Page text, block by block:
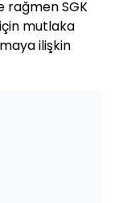
rağmen SGK
mutlaka
ilişkin